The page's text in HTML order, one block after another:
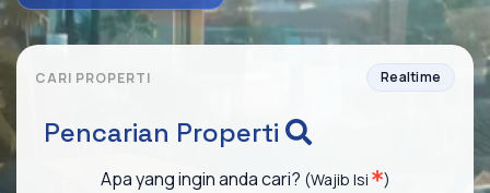
CARI PROPERTI Realtime
Pencarian Properti
Apa yang ingin anda cari? (Wajib Isi )